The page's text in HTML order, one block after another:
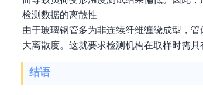
检测数据的离散性
由于玻璃钢管多为非连续纤维缠绕成型，
大离散度。这就要求检测机构在取样时需
结语